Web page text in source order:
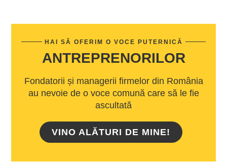
HAI SĂ OFERIM O VOCE PUTERNICĂ
ANTREPRENORILOR
Fondatorii și managerii firmelor din România
au nevoie de o voce comună care să le fie
ascultată
VINO ALĂTURI DE MINE!